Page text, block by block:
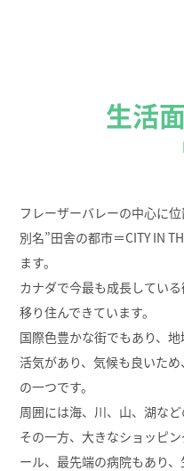
生活
フレーザーバレーの中心に
別名”田舎の都市＝CITY IN
ます。
カナダで今最も成長してい
移り住んできています。
国際色豊かな街でもあり、
活気があり、気候も良いた
の一つです。
周囲には海、川、山、湖など
その一方、大きなショッピ
ール、最先端の病院もあり、